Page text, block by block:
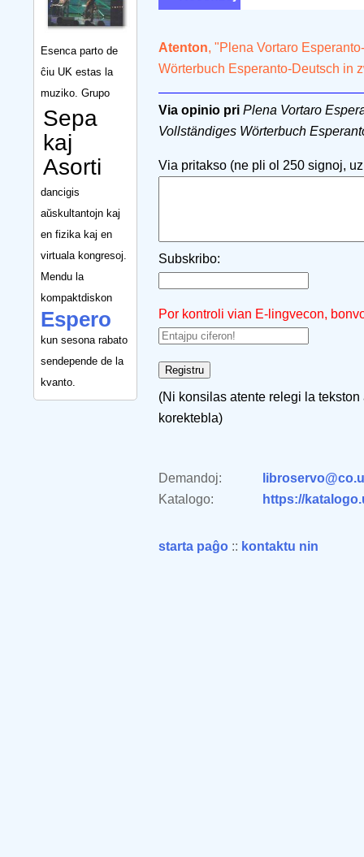
Esenca parto de
ĉiu UK estas la
muziko. Grupo
Sepa
kaj
Asorti
dancigis
aŭskultantojn kaj
en fizika kaj en
virtuala kongresoj.
Mendu la
kompaktdiskon
Espero
kun sesona rabato
sendepende de la
kvanto.
Atenton, "Plena Vortaro
Wörterbuch Esperanto-Deutsch in
Via opinio pri Plena Vortaro
Vollständiges Wörterbuch
Via pritakso (ne pli ol 250 signoj,
Subskribo:
Por kontroli vian E-lingvecon,
(Ni konsilas atente relegi la
korektebla)
Demandoj:
Katalogo:
https://
starta paĝo :: kontaktu nin